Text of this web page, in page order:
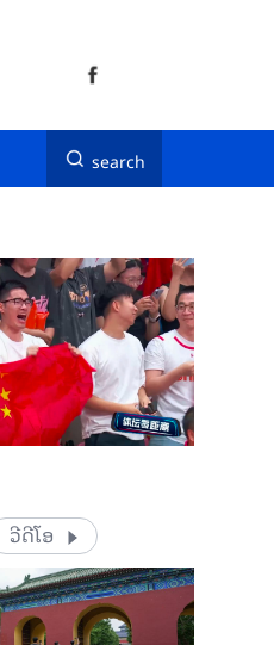
search
ວີດີໂອ